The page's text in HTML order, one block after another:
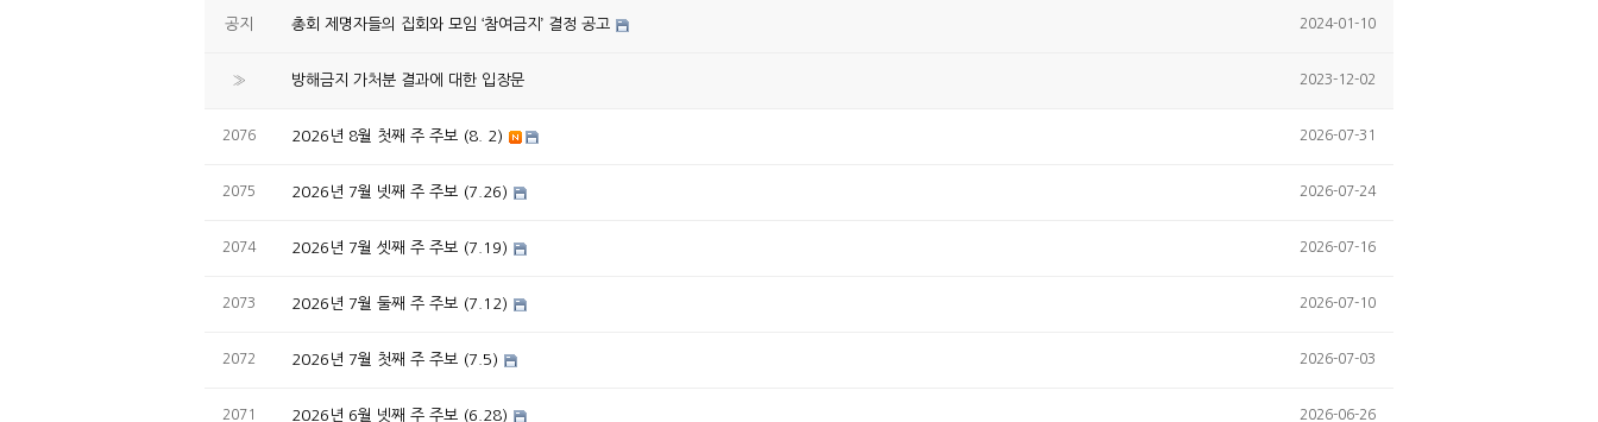
공지 총회 제명자들의 집회와 모임 ‘참여금지’ 결정 공고 2024-01-10
» 방해금지 가처분 결과에 대한 입장문 2023-12-02
2076 2026년 8월 첫째 주 주보 (8. 2) 2026-07-31
2075 2026년 7월 넷째 주 주보 (7.26) 2026-07-24
2074 2026년 7월 셋째 주 주보 (7.19) 2026-07-16
2073 2026년 7월 둘째 주 주보 (7.12) 2026-07-10
2072 2026년 7월 첫째 주 주보 (7.5) 2026-07-03
2071 2026년 6월 넷째 주 주보 (6.28) 2026-06-26